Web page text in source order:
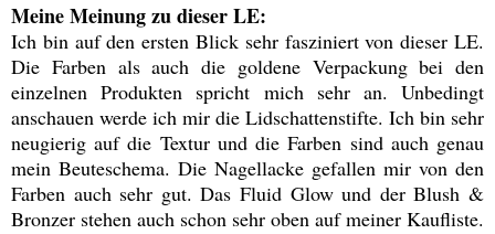
Meine Meinung zu dieser LE:
Ich bin auf den ersten Blick sehr fasziniert von dieser LE.
Die Farben als auch die goldene Verpackung bei den
einzelnen Produkten spricht mich sehr an. Unbedingt
anschauen werde ich mir die Lidschattenstifte. Ich bin sehr
neugierig auf die Textur und die Farben sind auch genau
mein Beuteschema. Die Nagellacke gefallen mir von den
Farben auch sehr gut. Das Fluid Glow und der Blush &
Bronzer stehen auch schon sehr oben auf meiner Kaufliste.